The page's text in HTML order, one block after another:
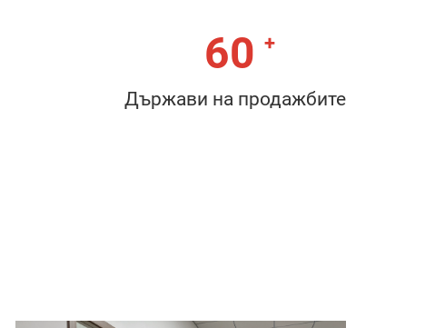
60
Държави на продажбите